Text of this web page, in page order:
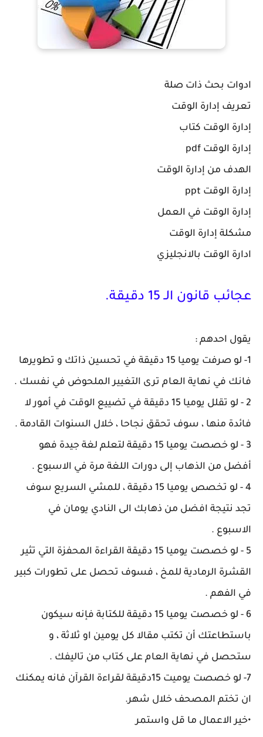
ادوات بحث ذات صلة
تعريف إدارة الوقت
إدارة الوقت كتاب
إدارة الوقت pdf
الهدف من إدارة الوقت
إدارة الوقت ppt
إدارة الوقت في العمل
مشكلة إدارة الوقت
ادارة الوقت بالانجليزي
عجائب قانون الـ 15 دقيقة.
يقول احدهم :
1- لو صرفت يوميا 15 دقيقة في تحسين ذاتك و تطويرها
فانك في نهاية العام ترى التغيير الملحوض في نفسك .
2 -
لو تقلل يوميا 15 دقيقة في تضييع الوقت في أمور لا
فائدة منها ، سوف تحقق نجاحا ، خلال السنوات القادمة .
3 - لو خصصت يوميا 15 دقيقة لتعلم لغة جيدة فهو
أفضل من الذهاب إلى دورات اللغة مرة في الاسبوع .
4 - لو تخصص يوميا 15 دقيقة ، للمشي السريع سوف
تجد نتيجة افضل من ذهابك الى النادي يومان في
الاسبوع .
5 - لو خصصت يوميا 15 دقيقة القراءة المحفزة التي تثير
القشرة الرمادية للمخ ، فسوف تحصل على تطورات كبير
في الفهم .
6 - لو خصصت يوميا 15 دقيقة للكتابة فإنه سيكون
باستطاعتك أن تكتب مقالا كل يومين او ثلاثة ، و
ستحصل في نهاية العام على كتاب من تاليفك .
7- لو خصصت يوميت 15دقيقة لقراءة القرآن فانه يمكنك
ان تختم المصحف خلال شهر.
•خير الاعمال ما قل واستمر